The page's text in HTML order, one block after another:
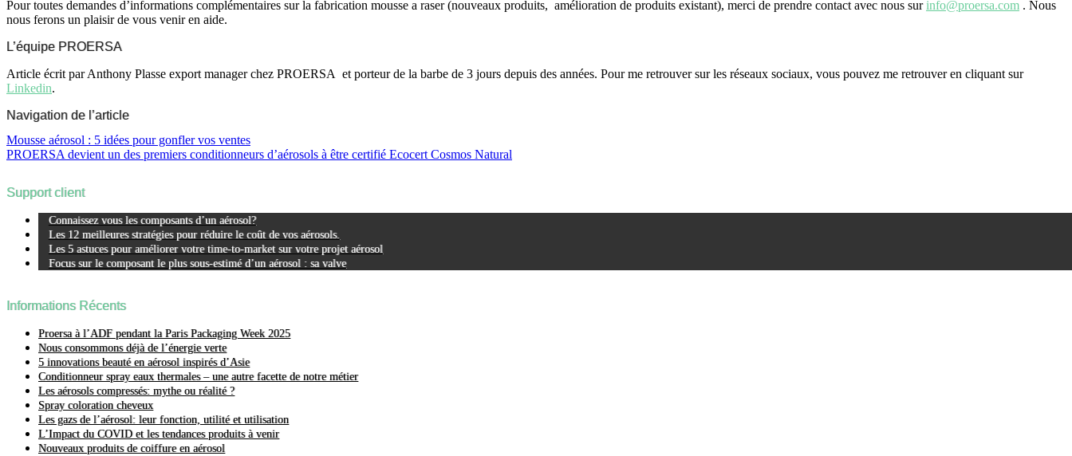
Pour toutes demandes d’informations complémentaires sur la fabrication mousse a raser (nouveaux produits, amélioration de produits existant), merci de prendre contact avec nous surinfo@proersa.com . Nous
nous ferons un plaisir de vous venir en aide.
L’équipe PROERSA
Article écrit par Anthony Plasse export manager chez PROERSA et porteur de la barbe de 3 jours depuis des années. Pour me retrouver sur les réseaux sociaux, vous pouvez me retrouver en cliquant sur
Linkedin.
Navigation de l’article
Mousse aérosol : 5 idées pour gonfler vos ventes
PROERSA devient un des premiers conditionneurs d’aérosols à être certifié Ecocert Cosmos Natural
Support client
Connaissez vous les composants d’un aérosol?
Les 12 meilleures stratégies pour réduire le coût de vos aérosols.
Les 5 astuces pour améliorer votre time-to-market sur votre projet aérosol
Focus sur le composant le plus sous-estimé d’un aérosol : sa valve
Informations Récents
Proersa à l’ADF pendant la Paris Packaging Week 2025
Nous consommons déjà de l’énergie verte
5 innovations beauté en aérosol inspirés d’Asie
Conditionneur spray eaux thermales – une autre facette de notre métier
Les aérosols compressés: mythe ou réalité ?
Spray coloration cheveux
Les gazs de l’aérosol: leur fonction, utilité et utilisation
L’Impact du COVID et les tendances produits à venir
Nouveaux produits de coiffure en aérosol